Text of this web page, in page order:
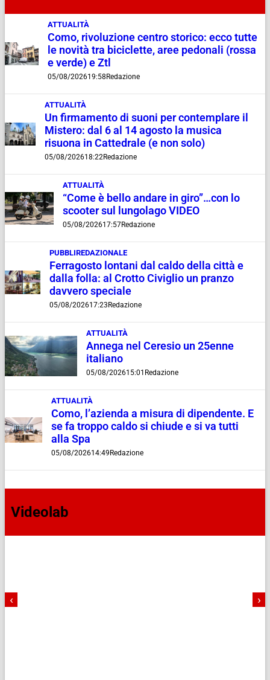
ATTUALITÀ
Como, rivoluzione centro storico: ecco tutte
le novità tra biciclette, aree pedonali (rossa
e verde) e Ztl
05/08/202619:58 Redazione
ATTUALITÀ
Un firmamento di suoni per contemplare il
Mistero: dal 6 al 14 agosto la musica
risuona in Cattedrale (e non solo)
05/08/202618:22Redazione
ATTUALITÀ
“Come è bello andare in giro”…con lo
scooter sul lungolago VIDEO
05/08/202617:57Redazione
PUBBLIREDAZIONALE
Ferragosto lontani dal caldo della città e
dalla folla: al Crotto Civiglio un pranzo
davvero speciale
05/08/202617:23 Redazione
ATTUALITÀ
Annega nel Ceresio un 25enne
italiano
05/08/202615:01 Redazione
ATTUALITÀ
Como, l’azienda a misura di dipendente. E
se fa troppo caldo si chiude e si va tutti
alla Spa
05/08/202614:49 Redazione
Videolab
‹ ›